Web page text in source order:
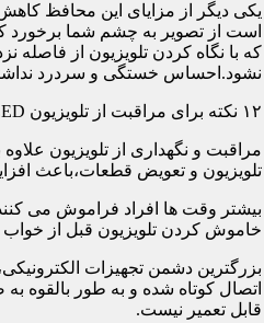
یکی دیگر از مزایای این محافظ
است از تصویر به چشم شما
که با نگاه کردن تلویزیون از فاصله
نشود.احساس خستگی و سردرد
۱۲ نکته برای مراقبت از تلویزیون LED و LCD
مراقبت و نگهداری از تلویزیون
تلویزیون و تعویض قطعات،باعث
بیشتر وقت ها افراد فراموش می
خاموش کردن تلویزیون قبل از خواب
بزرگترین دشمن تجهیزات
اتصال کوتاه شده و به طور بالقوه
قابل تعمیر نیست.